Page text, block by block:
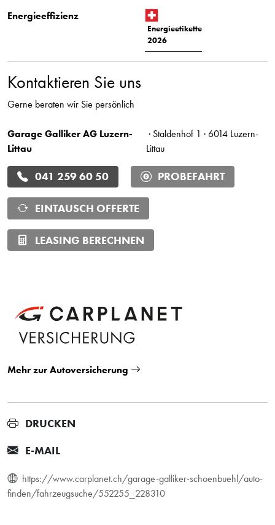
Energieeffizienz
Energieetikette
2026
Kontaktieren Sie uns
Gerne beraten wir Sie persönlich
Garage Galliker AG Luzern-
Littau
· Staldenhof 1 · 6014 Luzern-
Littau
041 259 60 50 PROBEFAHRT
EINTAUSCH OFFERTE
LEASING BERECHNEN
Mehr zur Autoversicherung
DRUCKEN
E-MAIL
https://www.carplanet.ch/garage-galliker-schoenbuehl/auto-
finden/fahrzeugsuche/552255_228310